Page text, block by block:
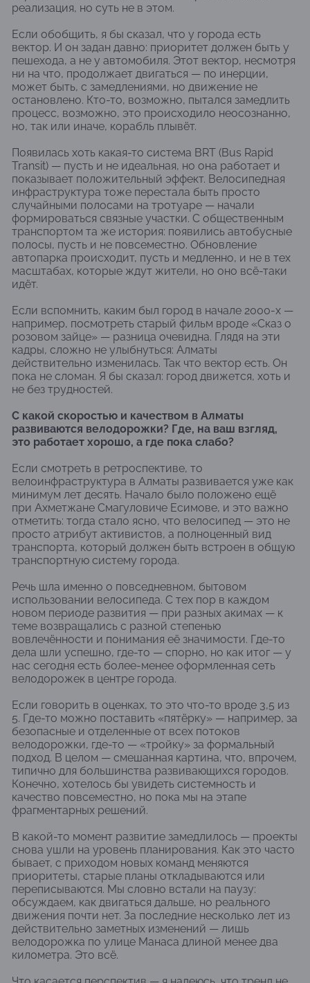
реализация, но суть не в этом.
Если обобщить, я бы сказал, что у города есть
вектор. И он задан давно: приоритет должен быть у
пешехода, а не у автомобиля. Этот вектор, несмотря
ни на что, продолжает двигаться — по инерции,
может быть, с замедлениями, но движение не
остановлено. Кто-то, возможно, пытался замедлить
процесс, возможно, это происходило неосознанно,
но, так или иначе, корабль плывёт.
Появилась хоть какая-то система BRT (Bus Rapid
Transit) — пусть и не идеальная, но она работает и
показывает положительный эффект. Велосипедная
инфраструктура тоже перестала быть просто
случайными полосами на тротуаре — начали
формироваться связные участки. С общественным
транспортом та же история: появились автобусные
полосы, пусть и не повсеместно. Обновление
автопарка происходит, пусть и медленно, и не в тех
масштабах, которые ждут жители, но оно всё-таки
идёт.
Если вспомнить, каким был город в начале 2000-х —
например, посмотреть старый фильм вроде «Сказ о
розовом зайце» — разница очевидна. Глядя на эти
кадры, сложно не улыбнуться: Алматы
действительно изменилась. Так что вектор есть. Он
пока не сломан. Я бы сказал: город движется, хоть и
не без трудностей.
С какой скоростью и качеством в Алматы
развиваются велодорожки? Где, на ваш взгляд,
это работает хорошо, а где пока слабо?
Если смотреть в ретроспективе, то
велоинфраструктура в Алматы развивается уже как
минимум лет десять. Начало было положено ещё
при Ахметжане Смагуловиче Есимове, и это важно
отметить: тогда стало ясно, что велосипед — это не
просто атрибут активистов, а полноценный вид
транспорта, который должен быть встроен в общую
транспортную систему города.
Речь шла именно о повседневном, бытовом
использовании велосипеда. С тех пор в каждом
новом периоде развития — при разных акимах — к
теме возвращались с разной степенью
вовлечённости и понимания её значимости. Где-то
дела шли успешно, где-то — спорно, но как итог — у
нас сегодня есть более-менее оформленная сеть
велодорожек в центре города.
Если говорить в оценках, то это что-то вроде 3,5 из
5. Где-то можно поставить «пятёрку» — например, за
безопасные и отделенные от всех потоков
велодорожки, где-то — «тройку» за формальный
подход. В целом — смешанная картина, что, впрочем,
типично для большинства развивающихся городов.
Конечно, хотелось бы увидеть системность и
качество повсеместно, но пока мы на этапе
фрагментарных решений.
В какой-то момент развитие замедлилось — проекты
снова ушли на уровень планирования. Как это часто
бывает, с приходом новых команд меняются
приоритеты, старые планы откладываются или
переписываются. Мы словно встали на паузу:
обсуждаем, как двигаться дальше, но реального
движения почти нет. За последние несколько лет из
действительно заметных изменений — лишь
велодорожка по улице Манаса длиной менее два
километра. Это всё.